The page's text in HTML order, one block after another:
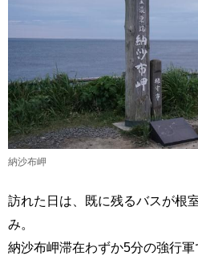
納沙布岬
訪れた日は、既に残るバスが根
み。
納沙布岬滞在わずか5分の強行